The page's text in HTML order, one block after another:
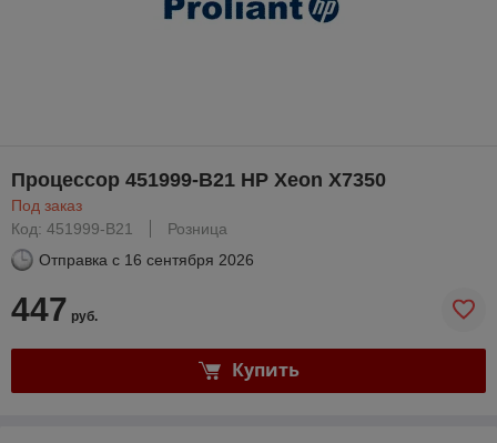
Процессор 451999-B21 HP Xeon X7350
Под заказ
Код: 451999-B21
Розница
Отправка с 16 сентября 2026
447 руб.
Купить